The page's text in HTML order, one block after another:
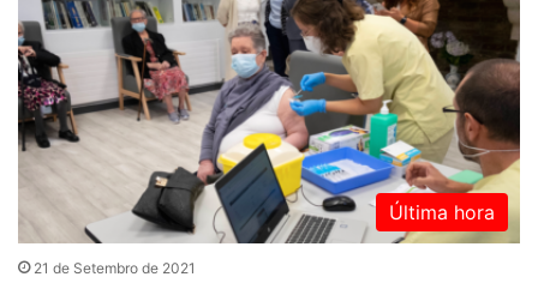
Última hora
21 de Setembro de 2021